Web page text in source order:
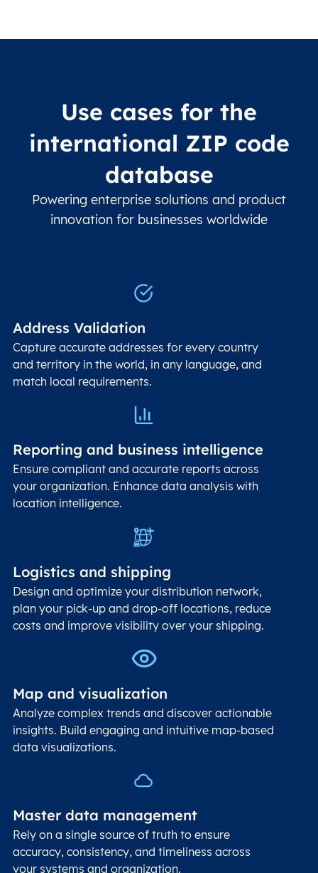
Use cases for the
international ZIP code
database
Powering enterprise solutions and product
innovation for businesses worldwide
Address Validation
Capture accurate addresses for every country
and territory in the world, in any language, and
match local requirements.
Reporting and business intelligence
Ensure compliant and accurate reports across
your organization. Enhance data analysis with
location intelligence.
Logistics and shipping
Design and optimize your distribution network,
plan your pick-up and drop-off locations, reduce
costs and improve visibility over your shipping.
Map and visualization
Analyze complex trends and discover actionable
insights. Build engaging and intuitive map-based
data visualizations.
Master data management
Rely on a single source of truth to ensure
accuracy, consistency, and timeliness across
your systems and organization.